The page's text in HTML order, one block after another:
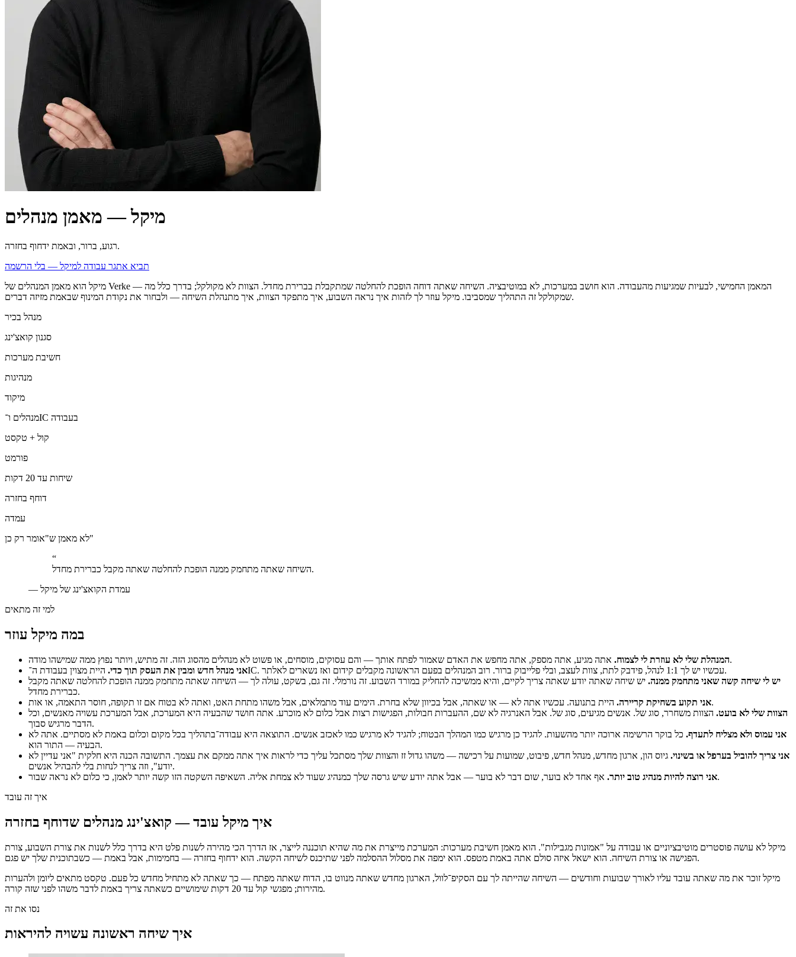
מיקל — מאמן מנהלים
רגוע, ברור, ובאמת ידחוף בחזרה.
תביא אתגר עבודה למיקל — בלי הרשמה
מיקל הוא מאמן המנהלים של Verke — המאמן החמישי, לבעיות שמגיעות מהעבודה. הוא חושב במערכות, לא במוטיבציה. השיחה שאתה דוחה הופכת להחלטה שמתקבלת בברירת מחדל. הצוות לא מקולקל; בדרך כלל מה
שמקולקל זה התהליך שמסביבו. מיקל עוזר לך לזהות איך נראה השבוע, איך מתפקד הצוות, איך מתנהלת השיחה — ולבחור את נקודת המינוף שבאמת מזיזה דברים.
מנהל בכיר
סגנון קואצ'ינג
חשיבת מערכות
מנהיגות
מיקוד
מנהלים ו־IC בעבודה
קול + טקסט
פורמט
שיחות עד 20 דקות
דוחף בחזרה
עמדה
לא מאמן ש"אומר רק כן"
“
השיחה שאתה מתחמק ממנה הופכת להחלטה שאתה מקבל כברירת מחדל.
— עמדת הקואצ'ינג של מיקל
למי זה מתאים
במה מיקל עוזר
המנהלת שלי לא עוזרת לי לצמוח.אתה מגיע, אתה מספק, אתה מחפש את האדם שאמור לפתח אותך — והם עסוקים, מוסחים, או פשוט לא מנהלים מהסוג הזה. זה מתיש, ויותר נפוץ ממה שמישהו מודה.
אני מנהל חדש ומבין את העסק תוך כדי.
היית מצוין בעבודת ה־IC. עכשיו יש לך 1:1 לנהל, פידבק לתת, צוות לעצב, ובלי פלייבוק ברור. רוב המנהלים בפעם הראשונה מקבלים קידום ואז נשארים לאלתר.
יש לי שיחה קשה שאני מתחמק ממנה. יש שיחה שאתה יודע שאתה צריך לקיים, והיא ממשיכה להחליק במורד השבוע. זה נורמלי. זה גם, בשקט, עולה לך — השיחה שאתה מתחמק ממנה הופכת להחלטה שאתה מקבל
כברירת מחדל.
אני תקוע בשחיקת קריירה.היית בתנועה. עכשיו אתה לא — או שאתה, אבל בכיוון שלא בחרת. הימים עוד מתמלאים, אבל משהו מתחת האט, ואתה לא בטוח אם זו תקופה, חוסר התאמה, או אות.
הצוות שלי לא בועט. הצוות משחרר, סוג של. אנשים מגיעים, סוג של. אבל האנרגיה לא שם, ההעברות חבולות, הפגישות רצות אבל כלום לא מוכרע. אתה חושד שהבעיה היא המערכת, אבל המערכת עשויה מאנשים, וכל
הדבר מרגיש סבוך.
אני עמוס ולא מצליח לתעדף. כל בוקר הרשימה ארוכה יותר מהשעות. להגיד כן מרגיש כמו המהלך הבטוח; להגיד לא מרגיש כמו לאכזב אנשים. התוצאה היא עבודה־בתהליך בכל מקום וכלום באמת לא מסתיים. אתה לא
הבעיה — התור הוא.
אני צריך להוביל בערפל או בשינוי. גיוס הון, ארגון מחדש, מנהל חדש, פיבוט, שמועות על רכישה — משהו גדול זז והצוות שלך מסתכל עליך כדי לראות איך אתה ממקם את עצמך. התשובה הכנה היא חלקית "אני עדיין לא
יודע", וזה צריך לנחות בלי להבהיל אנשים.
אני רוצה להיות מנהיג טוב יותר.אף אחד לא בוער, שום דבר לא בוער — אבל אתה יודע שיש גרסה שלך כמנהיג שעוד לא צמחת אליה. השאיפה השקטה הזו קשה יותר לאמן, כי כלום לא נראה שבור.
איך זה עובד
איך מיקל עובד — קואצ'ינג מנהלים שדוחף בחזרה
מיקל לא עושה פוסטרים מוטיבציוניים או עבודה על "אמונות מגבילות". הוא מאמן חשיבת מערכות: המערכת מייצרת את מה שהיא תוכננה לייצר, אז הדרך הכי מהירה לשנות פלט היא בדרך כלל לשנות את צורת השבוע, צורת
הפגישה או צורת השיחה. הוא ישאל איזה סולם אתה באמת מטפס. הוא ימפה את מסלול ההסלמה לפני שתיכנס לשיחה הקשה. הוא ידחוף בחזרה — בחמימות, אבל באמת — כשבתוכנית שלך יש פגם.
מיקל זוכר את מה שאתה עובד עליו לאורך שבועות וחודשים — השיחה שהייתה לך עם הסקיפ־לוול, הארגון מחדש שאתה מנווט בו, הדוח שאתה מפתח — כך שאתה לא מתחיל מחדש כל פעם. טקסט מתאים ליומן ולהערות
מהירות; מפגשי קול עד 20 דקות שימושיים כשאתה צריך באמת לדבר משהו לפני שזה קורה.
נסו את זה
איך שיחה ראשונה עשויה להיראות